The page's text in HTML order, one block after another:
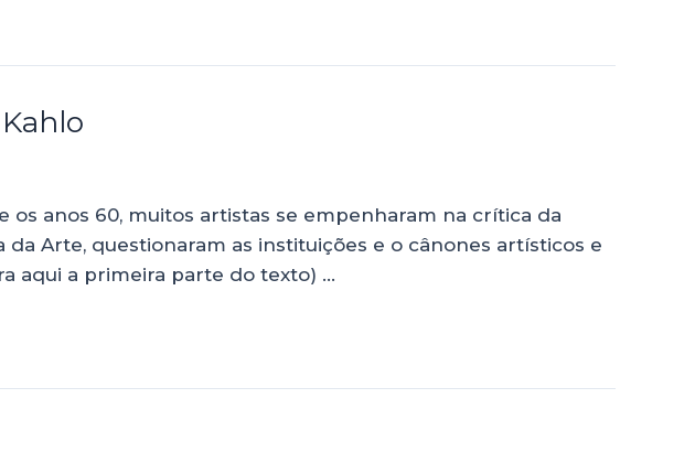
anos 60, muitos artistas se empenharam na crítica da
Arte, questionaram as instituições e o cânones artísticos e
aqui a primeira parte do texto) …